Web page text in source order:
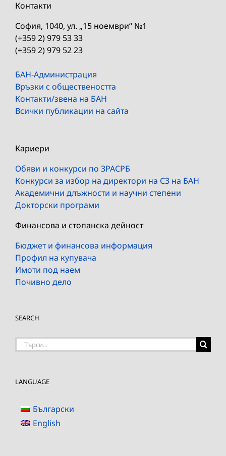
Контакти
София, 1040, ул. „15 ноември“ №1
(+359 2) 979 53 33
(+359 2) 979 52 23
БАН-Администрация
Връзки с обществеността
Контакти/звена на БАН
Всички публикации на сайта
Кариери
Обяви и конкурси по ЗРАСРБ
Конкурси за избор на директори на СЗ на БАН
Академични длъжности и научни степени
Докторски програми
Финансова и стопанска дейност
Бюджет и финансова информация
Профил на купувача
Имоти под наем
Почивно дело
SEARCH
Търсене
LANGUAGE
Български
English